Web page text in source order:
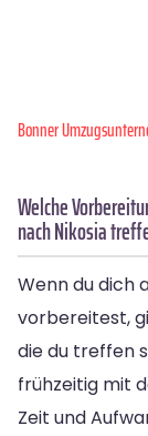
Bonner
Welche
nach Nikosia
Wenn du dich
vorbereitest,
die du treffen
frühzeitig mit
Zeit und